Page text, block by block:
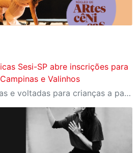
Sesi-SP abre inscrições para
e Valinhos
As vagas são gratuitas e voltadas para crianças a partir de 8 anos e adultos